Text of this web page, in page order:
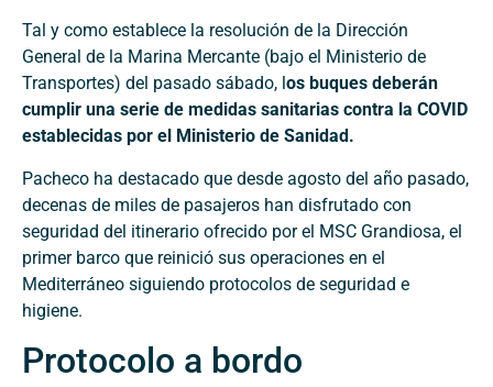
Tal y como establece la resolución de la Dirección
General de la Marina Mercante (bajo el Ministerio de
Transportes) del pasado sábado, l os buques deberán
cumplir una serie de medidas sanitarias contra la COVID
establecidas por el Ministerio de Sanidad.
Pacheco ha destacado que desde agosto del año pasado,
decenas de miles de pasajeros han disfrutado con
seguridad del itinerario ofrecido por el MSC Grandiosa, el
primer barco que reinició sus operaciones en el
Mediterráneo siguiendo protocolos de seguridad e
higiene.
Protocolo a bordo